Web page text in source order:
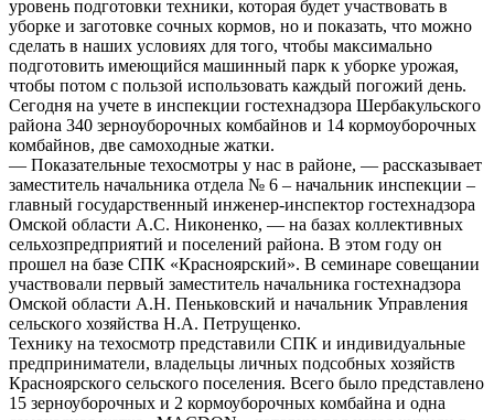
уровень подготовки техники, которая будет участвовать в
уборке и заготовке сочных кормов, но и показать, что можно
сделать в наших условиях для того, чтобы максимально
подготовить имеющийся машинный парк к уборке урожая,
чтобы потом с пользой использовать каждый погожий день.
Сегодня на учете в инспекции гостехнадзора Шербакульского
района 340 зерноуборочных комбайнов и 14 кормоуборочных
комбайнов, две самоходные жатки.
— Показательные техосмотры у нас в районе, — рассказывает
заместитель начальника отдела № 6 – начальник инспекции –
главный государственный инженер-инспектор гостехнадзора
Омской области А.С. Никоненко, — на базах коллективных
сельхозпредприятий и поселений района. В этом году он
прошел на базе СПК «Красноярский». В семинаре совещании
участвовали первый заместитель начальника гостехнадзора
Омской области А.Н. Пеньковский и начальник Управления
сельского хозяйства Н.А. Петрущенко.
Технику на техосмотр представили СПК и индивидуальные
предприниматели, владельцы личных подсобных хозяйств
Красноярского сельского поселения. Всего было представлено
15 зерноуборочных и 2 кормоуборочных комбайна и одна